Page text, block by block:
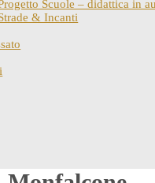
Scuole – didattica in
& Incanti